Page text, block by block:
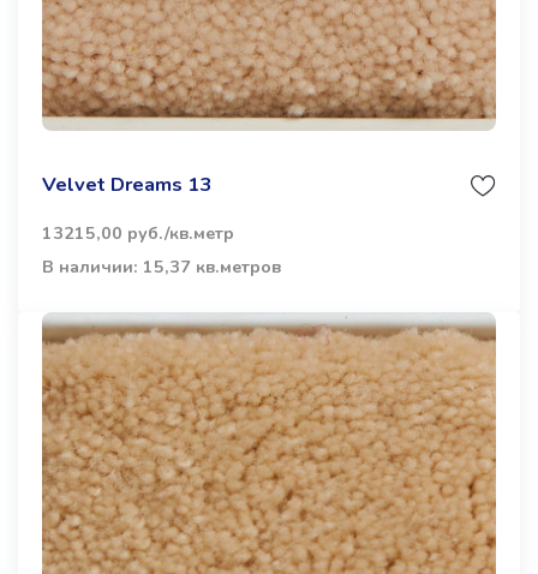
Velvet Dreams 13
13215,00 руб./кв.метр
В наличии: 15,37 кв.метров